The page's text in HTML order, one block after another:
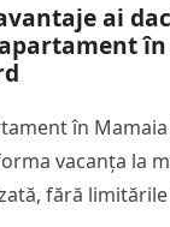
ai
în
vacanța la
fără